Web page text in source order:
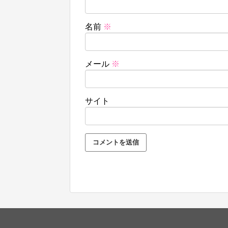
名前 ※
メール ※
サイト